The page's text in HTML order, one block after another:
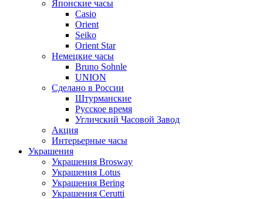
Японские часы
Casio
Orient
Seiko
Orient Star
Немецкие часы
Bruno Sohnle
UNION
Сделано в России
Штурманские
Русское время
Угличский Часовой Завод
Акция
Интерьерные часы
Украшения
Украшения Brosway
Украшения Lotus
Украшения Bering
Украшения Cerutti